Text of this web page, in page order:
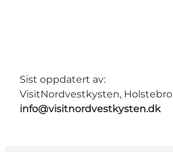
Sist oppdatert av:
VisitNordvestkysten, Holstebro
info@visitnordvestkysten.dk